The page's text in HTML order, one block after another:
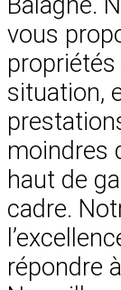
vous
situation,
moindres
haut de
cadre.
répondre